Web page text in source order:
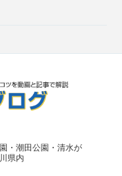
・潮田公園・清水が
県内